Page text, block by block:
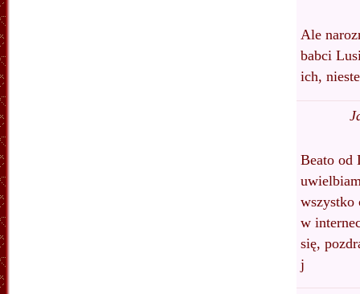
Ale
babci
ich,
Beato od
wszystko
w
się,
j